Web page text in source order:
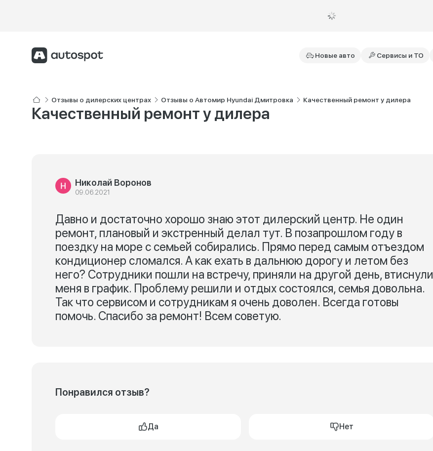
Новые авто Сервисы и ТО
Отзывы о дилерских центрах Отзывы о Автомир Hyundai Дмитровка Качественный ремонт у дилера
Качественный ремонт у дилера
Николай Воронов
09.06.2021
Давно и достаточно хорошо знаю этот дилерский центр. Не один
ремонт, плановый и экстренный делал тут. В позапрошлом году в
поездку на море с семьей собирались. Прямо перед самым отъездом
кондиционер сломался. А как ехать в дальнюю дорогу и летом без
него? Сотрудники пошли на встречу, приняли на другой день, втиснули
меня в график. Проблему решили и отдых состоялся, семья довольна.
Так что сервисом и сотрудникам я очень доволен. Всегда готовы
помочь. Спасибо за ремонт! Всем советую.
Понравился отзыв?
Да Нет